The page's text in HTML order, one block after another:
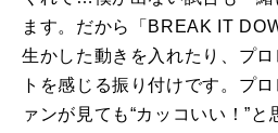
ます。だから「 BREAK IT
生かした動きを入れたり、プ
トを感じる振り付けです。プ
ァンが見ても“カッコいい！”